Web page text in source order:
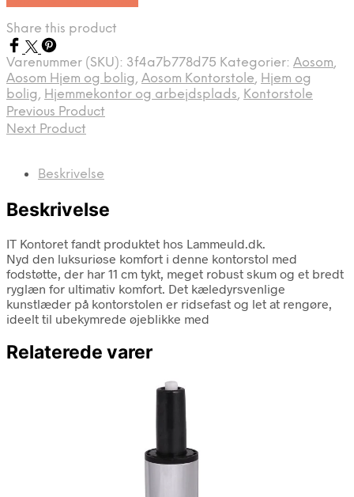
Share this product
Varenummer (SKU): 3f4a7b778d75 Kategorier: Aosom,
Aosom Hjem og bolig, Aosom Kontorstole, Hjem og
bolig, Hjemmekontor og arbejdsplads, Kontorstole
Previous Product
Next Product
Beskrivelse
Beskrivelse
IT Kontoret fandt produktet hos Lammeuld.dk.
Nyd den luksuriøse komfort i denne kontorstol med
fodstøtte, der har 11 cm tykt, meget robust skum og et bredt
ryglæn for ultimativ komfort. Det kæledyrsvenlige
kunstlæder på kontorstolen er ridsefast og let at rengøre,
ideelt til ubekymrede øjeblikke med
Relaterede varer